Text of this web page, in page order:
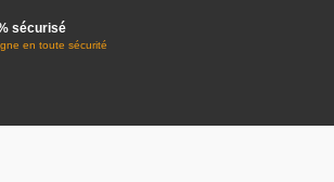
sécurisé
en toute sécurité